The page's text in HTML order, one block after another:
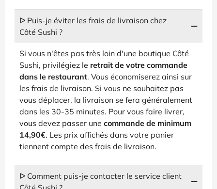
ᐅ Puis-je éviter les frais de livraison chez
Côté Sushi ?
Si vous n'êtes pas très loin d'une boutique Côté
Sushi, privilégiez le retrait de votre commande
dans le restaurant. Vous économiserez ainsi sur
les frais de livraison. Si vous ne souhaitez pas
vous déplacer, la livraison se fera généralement
dans les 30-35 minutes. Pour vous faire livrer,
vous devez passer une commande de minimum
14,90€. Les prix affichés dans votre panier
tiennent compte des frais de livraison.
ᐅ Comment puis-je contacter le service client